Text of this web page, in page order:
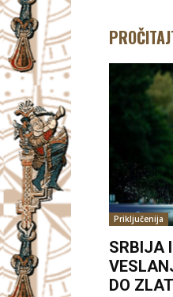
Priključenija
SRBIJA
DO